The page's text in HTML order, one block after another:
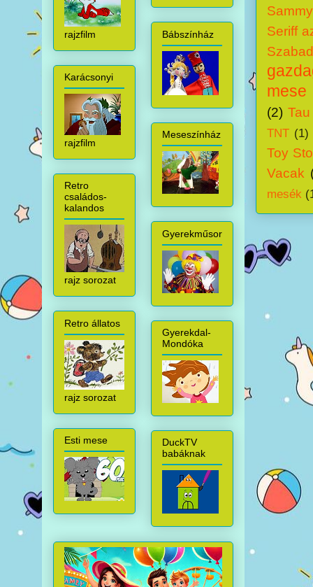
Seriff
mese
(2)
TNT (1)
Toy
Vacak
mesék
rajzfilm
Karácsonyi
rajzfilm
Retro
családos-
kalandos
rajz sorozat
Retro állatos
rajz sorozat
Esti mese
Bábszínház
Meseszínház
Gyerekműsor
Gyerekdal-
Mondóka
DuckTV
babáknak